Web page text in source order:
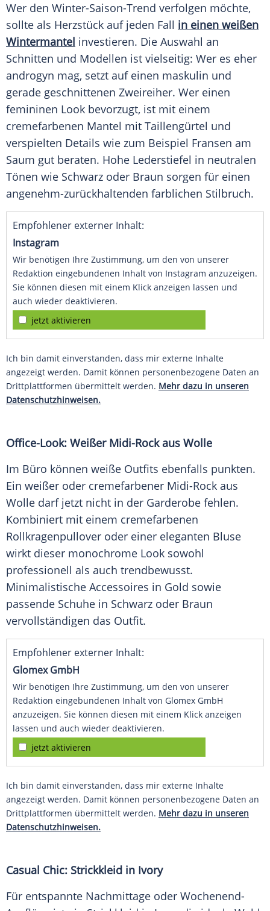
Wer den Winter-Saison-Trend verfolgen möchte,
sollte als Herzstück auf jeden Fall in einen weißen
Wintermantel investieren. Die Auswahl an
Schnitten und Modellen ist vielseitig: Wer es eher
androgyn mag, setzt auf einen maskulin und
gerade geschnittenen Zweireiher. Wer einen
femininen Look bevorzugt, ist mit einem
cremefarbenen Mantel mit Taillengürtel und
verspielten Details wie zum Beispiel Fransen am
Saum gut beraten. Hohe Lederstiefel in neutralen
Tönen wie Schwarz oder Braun sorgen für einen
angenehm-zurückhaltenden farblichen Stilbruch.
Empfohlener externer Inhalt:
Instagram
Wir benötigen Ihre Zustimmung, um den von unserer
Redaktion eingebundenen Inhalt von Instagram anzuzeigen.
Sie können diesen mit einem Klick anzeigen lassen und
auch wieder deaktivieren.
jetzt aktivieren
Ich bin damit einverstanden, dass mir externe Inhalte
angezeigt werden. Damit können personenbezogene Daten an
Drittplattformen übermittelt werden. Mehr dazu in unseren
Datenschutzhinweisen.
Office-Look: Weißer Midi-Rock aus Wolle
Im Büro können weiße Outfits ebenfalls punkten.
Ein weißer oder cremefarbener Midi-Rock aus
Wolle darf jetzt nicht in der Garderobe fehlen.
Kombiniert mit einem cremefarbenen
Rollkragenpullover oder einer eleganten Bluse
wirkt dieser monochrome Look sowohl
professionell als auch trendbewusst.
Minimalistische Accessoires in Gold sowie
passende Schuhe in Schwarz oder Braun
vervollständigen das Outfit.
Empfohlener externer Inhalt:
Glomex GmbH
Wir benötigen Ihre Zustimmung, um den von unserer
Redaktion eingebundenen Inhalt von Glomex GmbH
anzuzeigen. Sie können diesen mit einem Klick anzeigen
lassen und auch wieder deaktivieren.
jetzt aktivieren
Ich bin damit einverstanden, dass mir externe Inhalte
angezeigt werden. Damit können personenbezogene Daten an
Drittplattformen übermittelt werden. Mehr dazu in unseren
Datenschutzhinweisen.
Casual Chic: Strickkleid in Ivory
Für entspannte Nachmittage oder Wochenend-